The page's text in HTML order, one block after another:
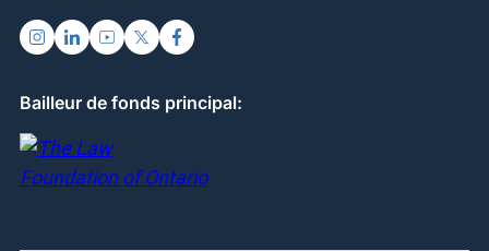
Bailleur de fonds principal: